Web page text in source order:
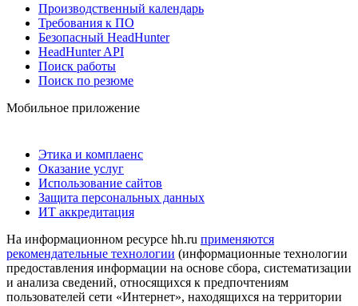
Производственный календарь
Требования к ПО
Безопасный HeadHunter
HeadHunter API
Поиск работы
Поиск по резюме
Мобильное приложение
Этика и комплаенс
Оказание услуг
Использование сайтов
Защита персональных данных
ИТ аккредитация
На информационном ресурсе hh.ru применяются
рекомендательные технологии (информационные технологии
предоставления информации на основе сбора, систематизации
и анализа сведений, относящихся к предпочтениям
пользователей сети «Интернет», находящихся на территории